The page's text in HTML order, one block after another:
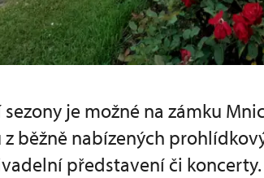
je možné na zámku
z běžně nabízených
představení či